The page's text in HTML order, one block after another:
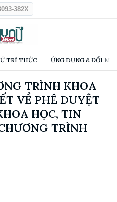
382X
TRÍ THỨC ỨNG DỤNG & ĐỔI
TRÌNH KHOA
VỀ PHÊ DUYỆT
HỌC, TIN
TRÌNH